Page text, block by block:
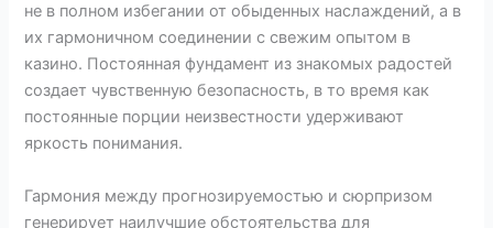
не в полном избегании от обыденных наслаждений, а в
их гармоничном соединении с свежим опытом в
казино. Постоянная фундамент из знакомых радостей
создает чувственную безопасность, в то время как
постоянные порции неизвестности удерживают
яркость понимания.
Гармония между прогнозируемостью и сюрпризом
генерирует наилучшие обстоятельства для